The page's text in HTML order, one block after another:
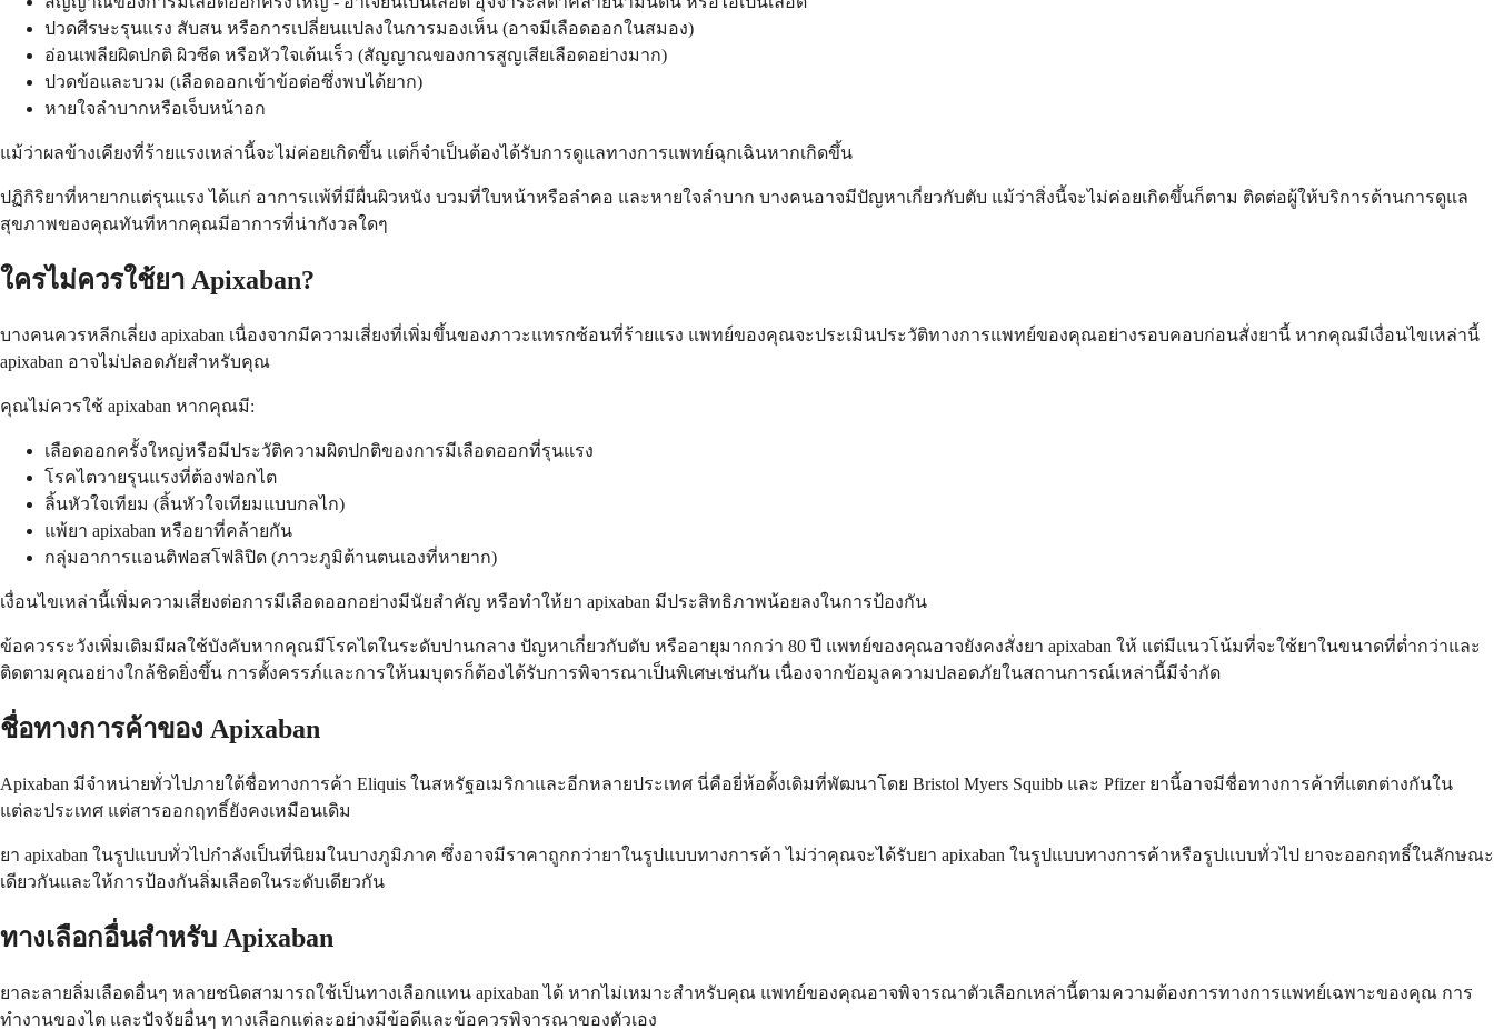
ปวดศีรษะรุนแรง สับสน หรือการเปลี่ยนแปลงในการมองเห็น (อาจมีเลือดออกในสมอง)
อ่อนเพลียผิดปกติ ผิวซีด หรือหัวใจเต้นเร็ว (สัญญาณของการสูญเสียเลือดอย่างมาก)
ปวดข้อและบวม (เลือดออกเข้าข้อต่อซึ่งพบได้ยาก)
หายใจลำบากหรือเจ็บหน้าอก
แม้ว่าผลข้างเคียงที่ร้ายแรงเหล่านี้จะไม่ค่อยเกิดขึ้น แต่ก็จำเป็นต้องได้รับการดูแลทางการแพทย์ฉุกเฉินหากเกิดขึ้น
ปฏิกิริยาที่หายากแต่รุนแรง ได้แก่ อาการแพ้ที่มีผื่นผิวหนัง บวมที่ใบหน้าหรือลำคอ และหายใจลำบาก บางคนอาจมีปัญหาเกี่ยวกับตับ แม้ว่าสิ่งนี้จะไม่ค่อยเกิดขึ้นก็ตาม ติดต่อผู้ให้บริการด้านการดูแล
สุขภาพของคุณทันทีหากคุณมีอาการที่น่ากังวลใดๆ
ใครไม่ควรใช้ยา Apixaban?
บางคนควรหลีกเลี่ยง apixaban เนื่องจากมีความเสี่ยงที่เพิ่มขึ้นของภาวะแทรกซ้อนที่ร้ายแรง แพทย์ของคุณจะประเมินประวัติทางการแพทย์ของคุณอย่างรอบคอบก่อนสั่งยานี้ หากคุณมีเงื่อนไขเหล่านี้
apixaban อาจไม่ปลอดภัยสำหรับคุณ
คุณไม่ควรใช้ apixaban หากคุณมี:
เลือดออกครั้งใหญ่หรือมีประวัติความผิดปกติของการมีเลือดออกที่รุนแรง
โรคไตวายรุนแรงที่ต้องฟอกไต
ลิ้นหัวใจเทียม (ลิ้นหัวใจเทียมแบบกลไก)
แพ้ยา apixaban หรือยาที่คล้ายกัน
กลุ่มอาการแอนติฟอสโฟลิปิด (ภาวะภูมิต้านตนเองที่หายาก)
เงื่อนไขเหล่านี้เพิ่มความเสี่ยงต่อการมีเลือดออกอย่างมีนัยสำคัญ หรือทำให้ยา apixaban มีประสิทธิภาพน้อยลงในการป้องกัน
ข้อควรระวังเพิ่มเติมมีผลใช้บังคับหากคุณมีโรคไตในระดับปานกลาง ปัญหาเกี่ยวกับตับ หรืออายุมากกว่า 80 ปี แพทย์ของคุณอาจยังคงสั่งยา apixaban ให้ แต่มีแนวโน้มที่จะใช้ยาในขนาดที่ต่ำกว่าและ
ติดตามคุณอย่างใกล้ชิดยิ่งขึ้น การตั้งครรภ์และการให้นมบุตรก็ต้องได้รับการพิจารณาเป็นพิเศษเช่นกัน เนื่องจากข้อมูลความปลอดภัยในสถานการณ์เหล่านี้มีจำกัด
ชื่อทางการค้าของ Apixaban
Apixaban มีจำหน่ายทั่วไปภายใต้ชื่อทางการค้า Eliquis ในสหรัฐอเมริกาและอีกหลายประเทศ นี่คือยี่ห้อดั้งเดิมที่พัฒนาโดย Bristol Myers Squibb และ Pfizer ยานี้อาจมีชื่อทางการค้าที่แตกต่างกันใน
แต่ละประเทศ แต่สารออกฤทธิ์ยังคงเหมือนเดิม
ยา apixaban ในรูปแบบทั่วไปกำลังเป็นที่นิยมในบางภูมิภาค ซึ่งอาจมีราคาถูกกว่ายาในรูปแบบทางการค้า ไม่ว่าคุณจะได้รับยา apixaban ในรูปแบบทางการค้าหรือรูปแบบทั่วไป ยาจะออกฤทธิ์ในลักษณะ
เดียวกันและให้การป้องกันลิ่มเลือดในระดับเดียวกัน
ทางเลือกอื่นสำหรับ Apixaban
ยาละลายลิ่มเลือดอื่นๆ หลายชนิดสามารถใช้เป็นทางเลือกแทน apixaban ได้ หากไม่เหมาะสำหรับคุณ แพทย์ของคุณอาจพิจารณาตัวเลือกเหล่านี้ตามความต้องการทางการแพทย์เฉพาะของคุณ การ
ทำงานของไต และปัจจัยอื่นๆ ทางเลือกแต่ละอย่างมีข้อดีและข้อควรพิจารณาของตัวเอง